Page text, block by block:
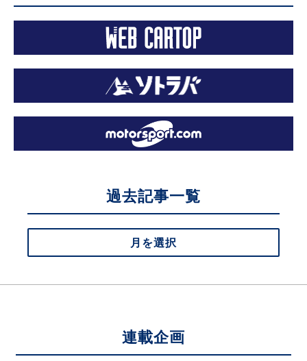
過去記事一覧
月を選択
連載企画